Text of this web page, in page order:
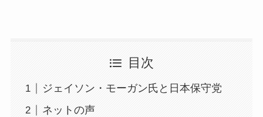
目次
ジェイソン・モーガン氏と日本保守党
ネットの声